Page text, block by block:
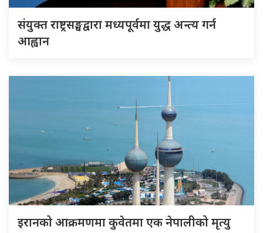
संयुक्त राष्ट्रसङ्घद्वारा मध्यपूर्वमा युद्ध अन्त्य गर्न
आह्वान
इरानको आक्रमणमा कुवेतमा एक नेपालीको मृत्यु